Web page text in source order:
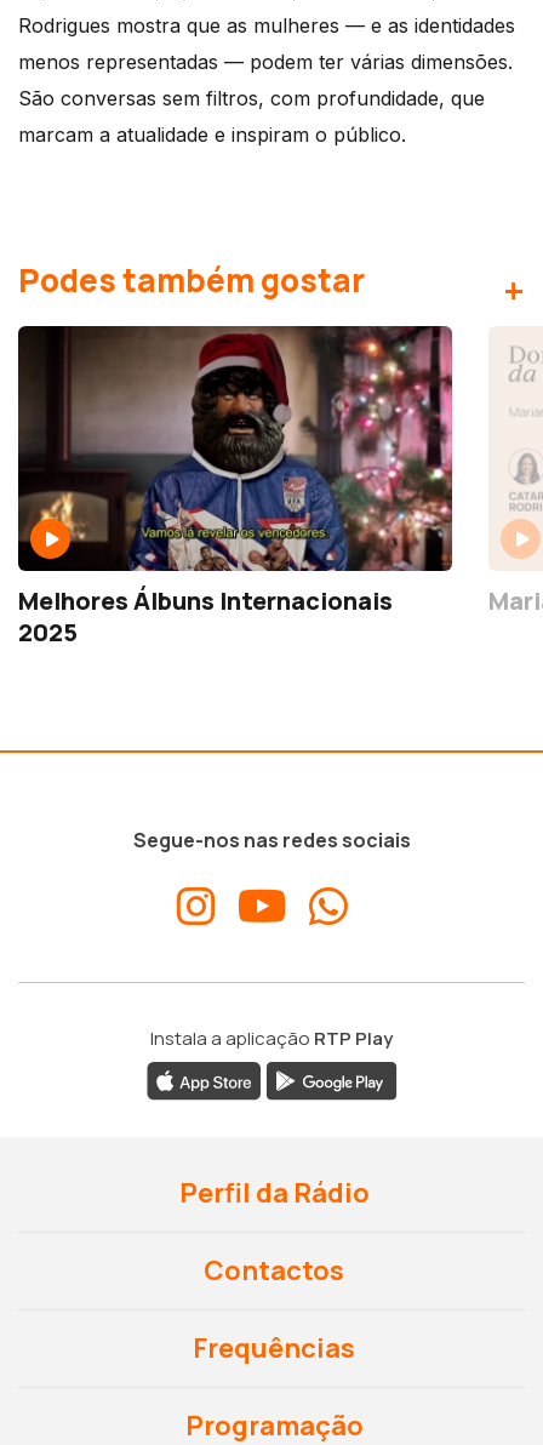
Rodrigues mostra que as mulheres — e as identidades
menos representadas — podem ter várias dimensões.
São conversas sem filtros, com profundidade, que
marcam a atualidade e inspiram o público.
Podes também gostar +
Melhores Álbuns Internacionais
2025
Segue-nos nas redes sociais
Instala a aplicação RTP Play
Perfil da Rádio
Contactos
Frequências
Programação